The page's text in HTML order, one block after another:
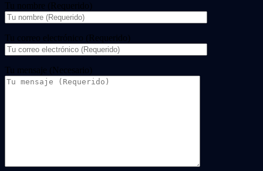
Tu nombre (Requerido)
Tu correo electrónico (Requerido)
Tu mensaje (Necesario)